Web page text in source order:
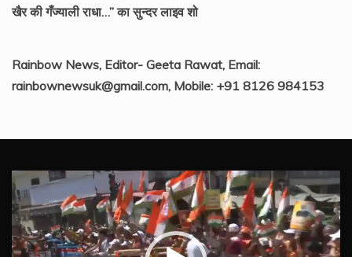
खैर की गँज्याली राधा…” का सुन्दर लाइव शो
Rainbow News, Editor- Geeta Rawat, Email:
rainbownewsuk@gmail.com, Mobile: +91 8126 984153
Video
Player